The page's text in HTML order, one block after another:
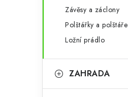
Závěsy a záclony
Polštářky a polštáře
Ložní prádlo
ZAHRADA